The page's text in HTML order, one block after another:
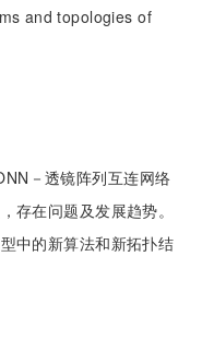
and topologies of
－透镜阵列互连网络
存在问题及发展趋势。
中的新算法和新拓扑结